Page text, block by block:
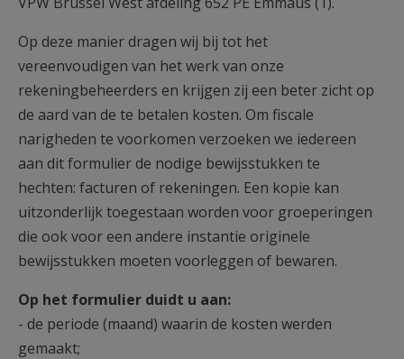
Op deze manier dragen wij bij tot het
vereenvoudigen van het werk van onze
rekeningbeheerders en krijgen zij een beter zicht op
de aard van de te betalen kosten. Om fiscale
narigheden te voorkomen verzoeken we iedereen
aan dit formulier de nodige bewijsstukken te
hechten: facturen of rekeningen. Een kopie kan
uitzonderlijk toegestaan worden voor groeperingen
die ook voor een andere instantie originele
bewijsstukken moeten voorleggen of bewaren.
Op het formulier duidt u aan:
- de periode (maand) waarin de kosten werden
gemaakt;